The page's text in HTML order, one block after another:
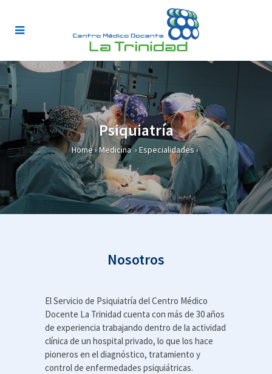
Psiquiatría
Home›Medicina › Especialidades›
Nosotros
El Servicio de Psiquiatría del Centro Médico
Docente La Trinidad cuenta con más de 30 años
de experiencia trabajando dentro de la actividad
clínica de un hospital privado, lo que los hace
pioneros en el diagnóstico, tratamiento y
control de enfermedades psiquiátricas.